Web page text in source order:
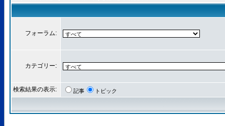
フォーラム:
カテゴリー:
検索結果の表示: 記事 トピック